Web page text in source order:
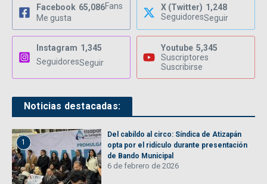
Facebook 65,086Fans
Me gusta
X (Twitter) 1,248
SeguidoresSeguir
Instagram 1,345
SeguidoresSeguir
Youtube 5,345
Suscriptores
Suscribirse
Noticias destacadas:
1
Del cabildo al circo: Síndica de Atizapán
opta por el ridículo durante presentación
de Bando Municipal
6 de febrero de 2026